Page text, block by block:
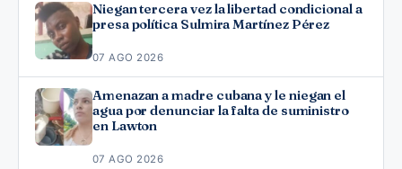
Niegan tercera vez la libertad condicional a
presa política Sulmira Martínez Pérez
07 AGO 2026
Amenazan a madre cubana y le niegan el
agua por denunciar la falta de suministro
en Lawton
07 AGO 2026